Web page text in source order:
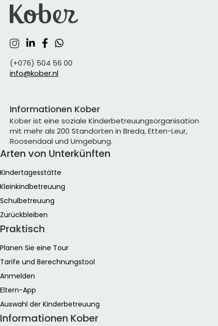
(+076) 504 56 00
info@kober.nl
Informationen Kober
Kober ist eine soziale Kinderbetreuungsorganisation
mit mehr als 200 Standorten in Breda, Etten-Leur,
Roosendaal und Umgebung.
Arten von Unterkünften
Kindertagesstätte
Kleinkindbetreuung
Schulbetreuung
Zurückbleiben
Praktisch
Planen Sie eine Tour
Tarife und Berechnungstool
Anmelden
Eltern-App
Auswahl der Kinderbetreuung
Informationen Kober